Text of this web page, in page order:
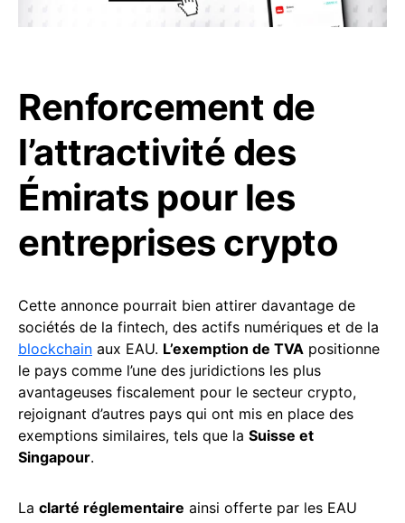
Renforcement de
l’attractivité des
Émirats pour les
entreprises crypto
Cette annonce pourrait bien attirer davantage de
sociétés de la fintech, des actifs numériques et de la
blockchain aux EAU. L’exemption de TVA positionne
le pays comme l’une des juridictions les plus
avantageuses fiscalement pour le secteur crypto,
rejoignant d’autres pays qui ont mis en place des
exemptions similaires, tels que la Suisse et
Singapour.
La clarté réglementaire ainsi offerte par les EAU